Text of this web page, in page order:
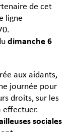
de cet
ligne
dimanche 6
aux aidants,
journée pour
droits, sur les
effectuer.
sociales